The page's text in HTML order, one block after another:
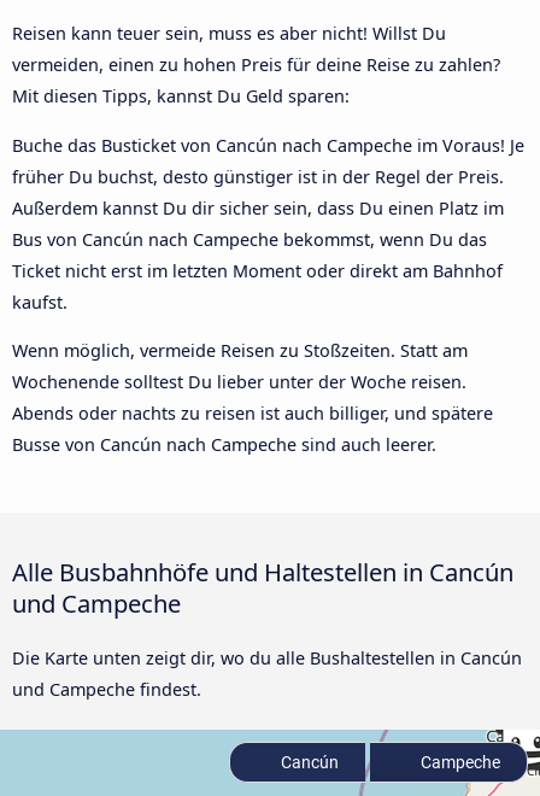
Reisen kann teuer sein, muss es aber nicht! Willst Du
vermeiden, einen zu hohen Preis für deine Reise zu zahlen?
Mit diesen Tipps, kannst Du Geld sparen:
Buche das Busticket von Cancún nach Campeche im Voraus! Je
früher Du buchst, desto günstiger ist in der Regel der Preis.
Außerdem kannst Du dir sicher sein, dass Du einen Platz im
Bus von Cancún nach Campeche bekommst, wenn Du das
Ticket nicht erst im letzten Moment oder direkt am Bahnhof
kaufst.
Wenn möglich, vermeide Reisen zu Stoßzeiten. Statt am
Wochenende solltest Du lieber unter der Woche reisen.
Abends oder nachts zu reisen ist auch billiger, und spätere
Busse von Cancún nach Campeche sind auch leerer.
Alle Busbahnhöfe und Haltestellen in Cancún
und Campeche
Die Karte unten zeigt dir, wo du alle Bushaltestellen in Cancún
und Campeche findest.
Cancún Campeche